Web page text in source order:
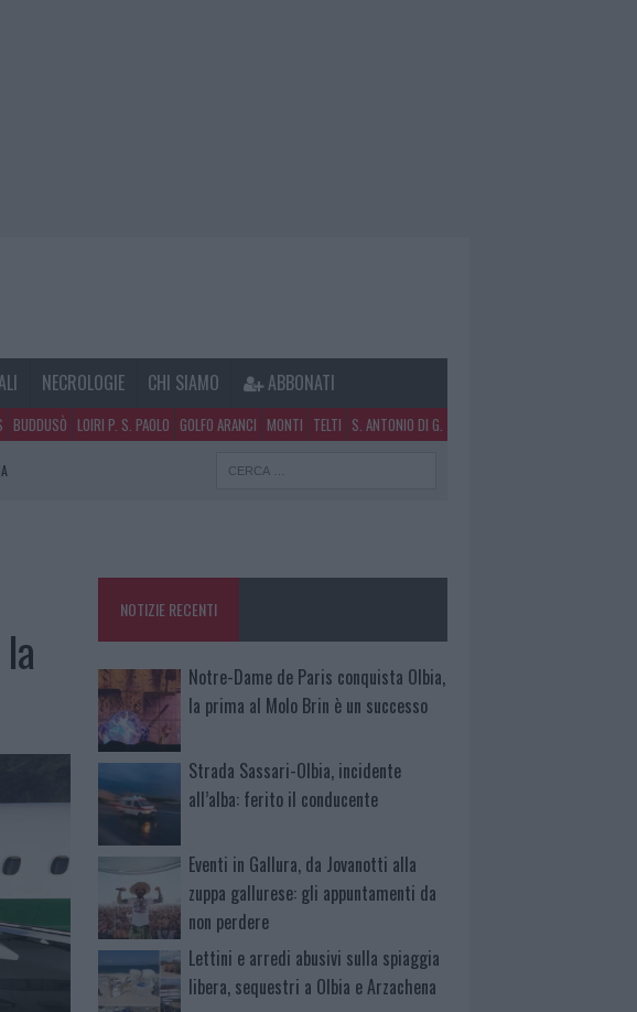
NECROLOGIE CHI SIAMO ABBONATI
BUDDUSÒ LOIRI P. S. PAOLO GOLFO ARANCI MONTI TELTI S. ANTONIO DI G.
NOTIZIE RECENTI
Notre-Dame de Paris conquista Olbia,
la prima al Molo Brin è un successo
Strada Sassari-Olbia, incidente
all’alba: ferito il conducente
Eventi in Gallura, da Jovanotti alla
zuppa gallurese: gli appuntamenti da
non perdere
Lettini e arredi abusivi sulla spiaggia
libera, sequestri a Olbia e Arzachena